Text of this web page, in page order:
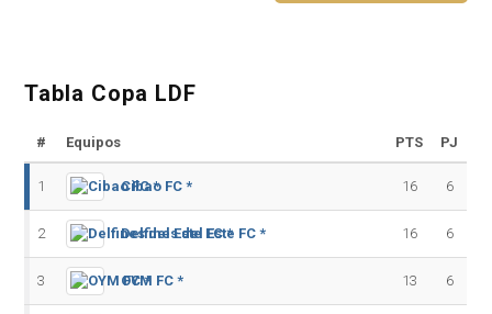
Tabla Copa LDF
# Equipos PTS PJ
1 Cibao FC * 16 6
2 Delfines del Este FC * 16 6
3 OYM FC * 13 6